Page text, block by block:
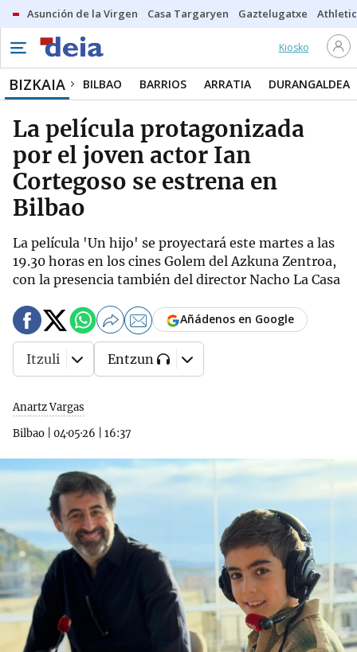
Asunción de la Virgen Casa Targaryen Gaztelugatxe Athletic
Kiosko
BIZKAIA BILBAO BARRIOS ARRATIA DURANGALDEA
La película protagonizada
por el joven actor Ian
Cortegoso se estrena en
Bilbao
La película 'Un hijo' se proyectará este martes a las
19.30 horas en los cines Golem del Azkuna Zentroa,
con la presencia también del director Nacho La Casa
Anartz Vargas
Bilbao
04·05·26 16:37
Añádenos en Google
Itzuli Entzun